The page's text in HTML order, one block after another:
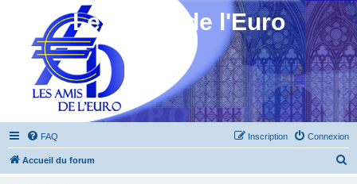
Les Amis de l'Euro
FAQ Connexion
Inscription
Accueil du forum